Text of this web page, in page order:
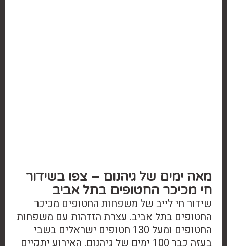
מאה ימים של גיהנום – צפו בשידור
חי מכיכר החטופים בתל אביב
שידור חי לייב של משפחות החטופים מכיכר
החטופים בתל אביב. עצרת הזדהות עם משפחות
החטופים ומעל 130 חטופים ישראלים בשבי